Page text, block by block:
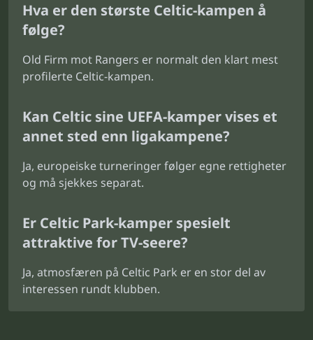
Hva er den største Celtic-kampen å
følge?
Old Firm mot Rangers er normalt den klart mest
profilerte Celtic-kampen.
Kan Celtic sine UEFA-kamper vises et
annet sted enn ligakampene?
Ja, europeiske turneringer følger egne rettigheter
og må sjekkes separat.
Er Celtic Park-kamper spesielt
attraktive for TV-seere?
Ja, atmosfæren på Celtic Park er en stor del av
interessen rundt klubben.